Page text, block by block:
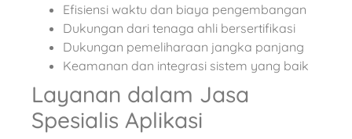
Efisiensi waktu dan biaya pengembangan
Dukungan dari tenaga ahli bersertifikasi
Dukungan pemeliharaan jangka panjang
Keamanan dan integrasi sistem yang baik
Layanan dalam Jasa
Spesialis Aplikasi